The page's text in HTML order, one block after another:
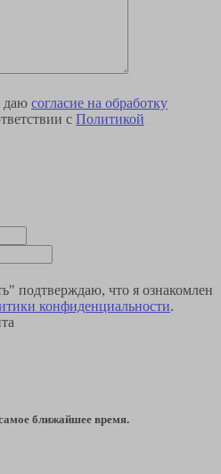
даю согласие на обработку
с Политикой
подтверждаю, что я ознакомлен
конфиденциальности.
ближайшее время.